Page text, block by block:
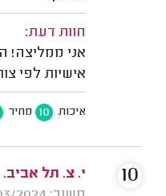
חוות דעת:
אני ממליצה!
אישיות לפי
איכות 10 מחיר
י. צ. תל אביב.
10